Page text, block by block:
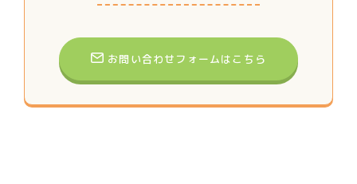
お問い合わせフォームはこちら